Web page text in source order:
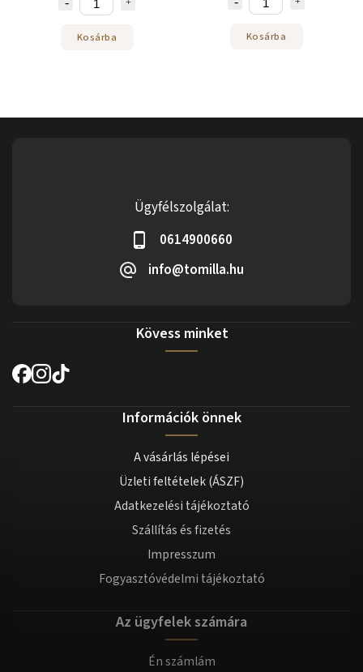
Kosárba Kosárba
Ügyfélszolgálat:
0614900660
info@tomilla.hu
Kövess minket
Információk önnek
A vásárlás lépései
Üzleti feltételek (ÁSZF)
Adatkezelési tájékoztató
Szállítás és fizetés
Impresszum
Fogyasztóvédelmi tájékoztató
Az ügyfelek számára
Én számlám